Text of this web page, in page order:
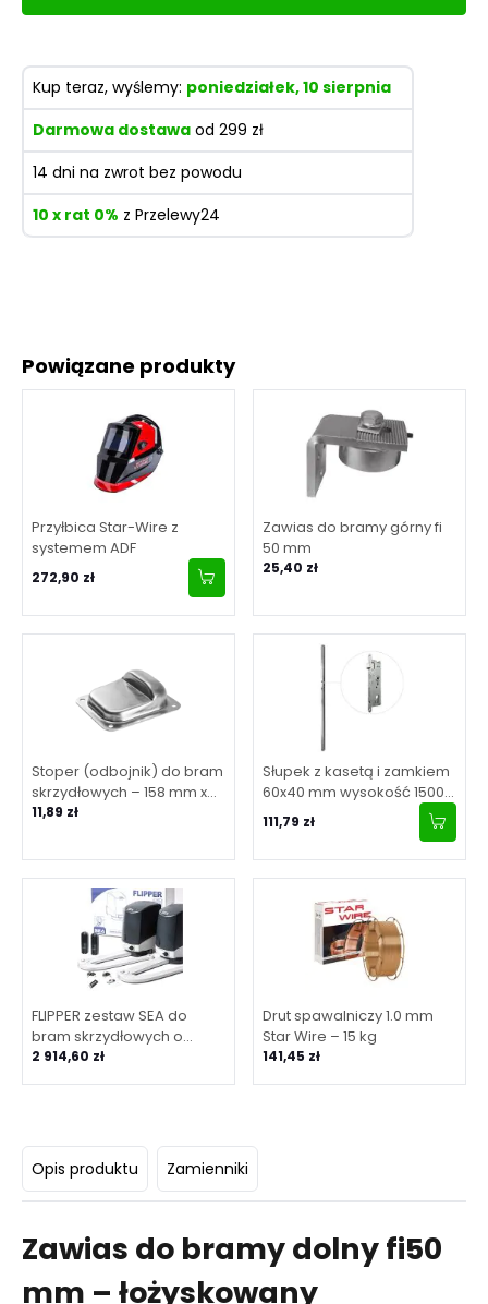
Powiązane produkty
Przyłbica Star-Wire z
systemem ADF
272,90 zł
Zawias do bramy górny fi
50 mm
25,40 zł
Stoper (odbojnik) do bram
skrzydłowych – 158 mm x
138 mm x H50 mm
11,89 zł
Słupek z kasetą i zamkiem
60x40 mm wysokość 1500
mm
111,79 zł
FLIPPER zestaw SEA do
bram skrzydłowych o
maksymalnej długości
2 914,60 zł
Drut spawalniczy 1.0 mm
Star Wire – 15 kg
141,45 zł
Opis produktu Zamienniki
Zawias do bramy dolny fi50
mm – łożyskowany
Kup teraz, wyślemy: poniedziałek, 10 sierpnia
Darmowa dostawa od 299 zł
14 dni na zwrot bez powodu
10 x rat 0% z Przelewy24